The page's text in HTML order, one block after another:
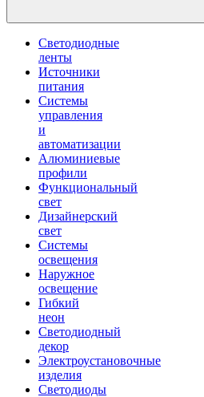
Светодиодные
ленты
Источники
питания
Системы
управления
и
автоматизации
Алюминиевые
профили
Функциональный
свет
Дизайнерский
свет
Системы
освещения
Наружное
освещение
Гибкий
неон
Светодиодный
декор
Электроустановочные
изделия
Светодиоды